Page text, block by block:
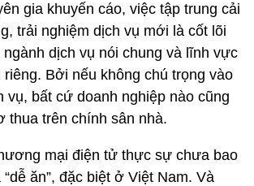
gia khuyến cáo, việc tập trung cải
trải nghiệm dịch vụ mới là cốt lõi
dịch vụ nói chung và lĩnh vực
riêng. Bởi nếu không chú trọng vào
vụ, bất cứ doanh nghiệp nào cũng
thua trên chính sân nhà.
mại điện tử thực sự chưa bao
ăn”, đặc biệt ở Việt Nam. Và